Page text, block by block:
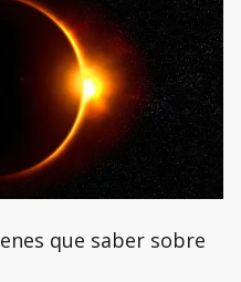
que saber sobre